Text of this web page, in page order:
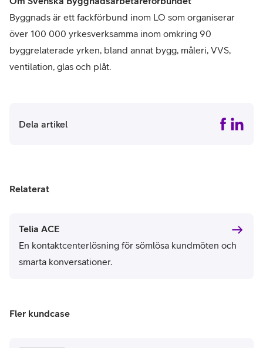
Byggnads är ett fackförbund inom LO som organiserar
över 100 000 yrkesverksamma inom omkring 90
byggrelaterade yrken, bland annat bygg, måleri, VVS,
ventilation, glas och plåt.
Dela artikel
Relaterat
Telia ACE
En kontaktcenterlösning för sömlösa kundmöten och
smarta konversationer.
Fler kundcase